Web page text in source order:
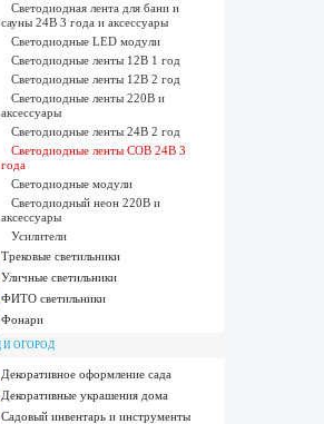
Светодиодная лента для бани и
сауны 24В 3 года и аксессуары
Светодиодные LED модули
Светодиодные ленты 12В 1 год
Светодиодные ленты 12В 2 год
Светодиодные ленты 220В и
аксессуары
Светодиодные ленты 24В 2 год
Светодиодные ленты COB 24В 3
года
Светодиодные модули
Светодиодный неон 220В и
аксессуары
Усилители
Трековые светильники
Уличные светильники
ФИТО светильники
Фонари
И ОГОРОД
Декоративное оформление сада
Декоративные украшения дома
Садовый инвентарь и инструменты